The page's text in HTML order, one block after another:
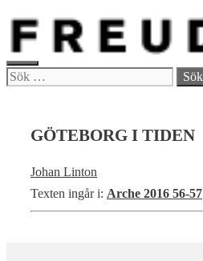
Hoppa
innehåll
MENY
Sök
GÖTEBORG I TIDEN
Johan Linton
Texten ingår i: Arche 2016 56-57